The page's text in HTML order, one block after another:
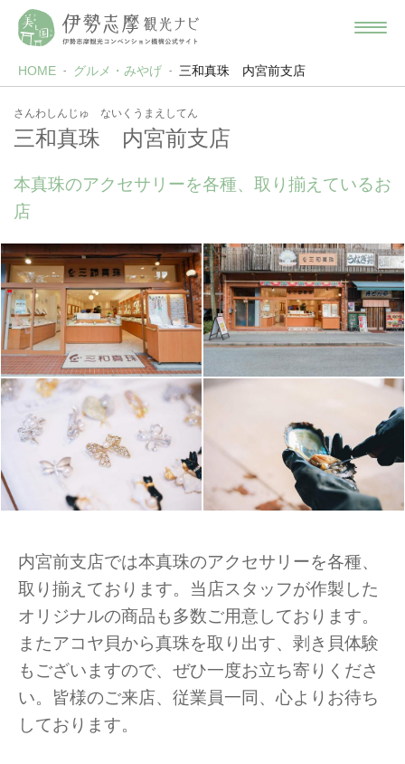
HOME グルメ・みやげ 三和真珠 内宮前支店
さんわしんじゅ ないくうまえしてん
三和真珠 内宮前支店
本真珠のアクセサリーを各種、取り揃えているお
店
内宮前支店では本真珠のアクセサリーを各種、
取り揃えております。当店スタッフが作製した
オリジナルの商品も多数ご用意しております。
またアコヤ貝から真珠を取り出す、剥き貝体験
もございますので、ぜひ一度お立ち寄りくださ
い。皆様のご来店、従業員一同、心よりお待ち
しております。